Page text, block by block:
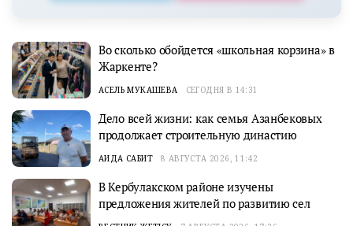
Во сколько обойдется «школьная корзина» в
Жаркенте?
АСЕЛЬ МУКАШЕВА СЕГОДНЯ В 14:31
Дело всей жизни: как семья Азанбековых
продолжает строительную династию
АИДА САБИТ 8 АВГУСТА 2026, 11:42
В Кербулакском районе изучены
предложения жителей по развитию сел